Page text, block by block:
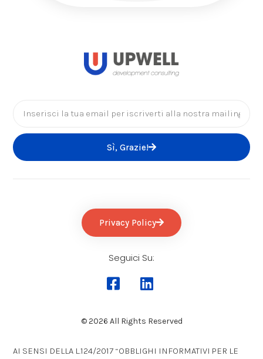
Sì, Grazie!
Privacy Policy
Seguici Su:
© 2026 All Rights Reserved
AI SENSI DELLA L.124/2017 “OBBLIGHI INFORMATIVI PER LE